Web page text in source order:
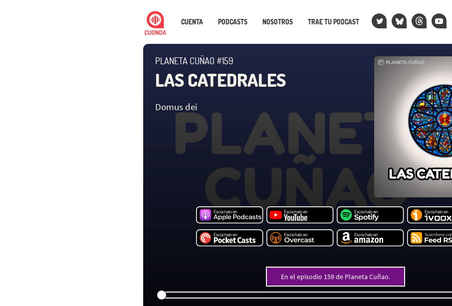
CUENTA PODCASTS NOSOTROS TRAE TU PODCAST
PLANETA CUÑAO #159
LAS CATEDRALES
Domus dei
En el episodio 159 de Planeta Cuñao.